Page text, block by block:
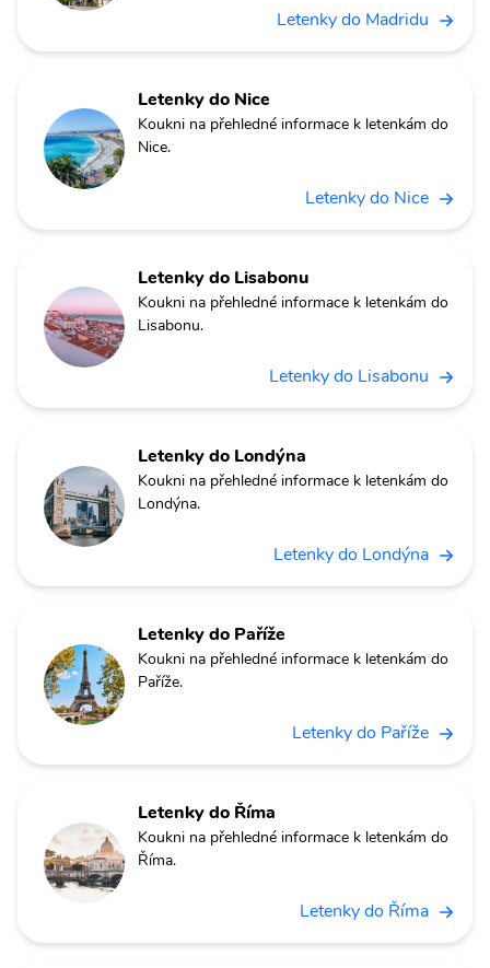
Letenky do Madridu
Letenky do Nice
Koukni na přehledné informace k letenkám do
Nice.
Letenky do Nice
Letenky do Lisabonu
Koukni na přehledné informace k letenkám do
Lisabonu.
Letenky do Lisabonu
Letenky do Londýna
Koukni na přehledné informace k letenkám do
Londýna.
Letenky do Londýna
Letenky do Paříže
Koukni na přehledné informace k letenkám do
Paříže.
Letenky do Paříže
Letenky do Říma
Koukni na přehledné informace k letenkám do
Říma.
Letenky do Říma